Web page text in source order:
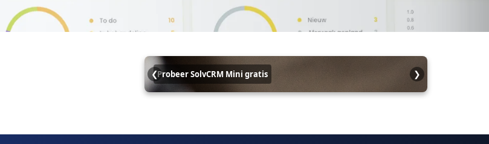
Probeer SolvCRM Mini gratis
❮ ❯